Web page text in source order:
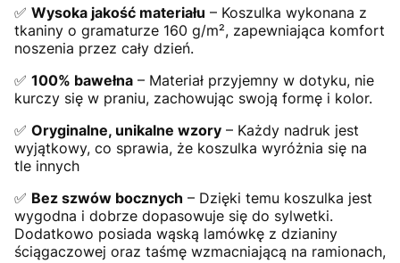
✅ Wysoka jakość materiału – Koszulka wykonana z
tkaniny o gramaturze 160 g/m², zapewniająca komfort
noszenia przez cały dzień.
✅ 100% bawełna – Materiał przyjemny w dotyku, nie
kurczy się w praniu, zachowując swoją formę i kolor.
✅ Oryginalne, unikalne wzory – Każdy nadruk jest
wyjątkowy, co sprawia, że koszulka wyróżnia się na
tle innych
✅ Bez szwów bocznych – Dzięki temu koszulka jest
wygodna i dobrze dopasowuje się do sylwetki.
Dodatkowo posiada wąską lamówkę z dzianiny
ściągaczowej oraz taśmę wzmacniającą na ramionach,